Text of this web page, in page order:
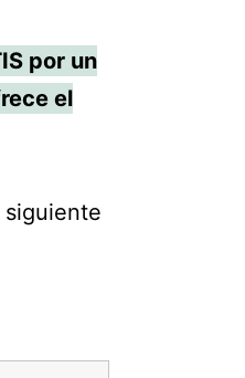
por un
el